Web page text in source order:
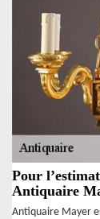
Pour
Antiquaire
Antiquaire Mayer